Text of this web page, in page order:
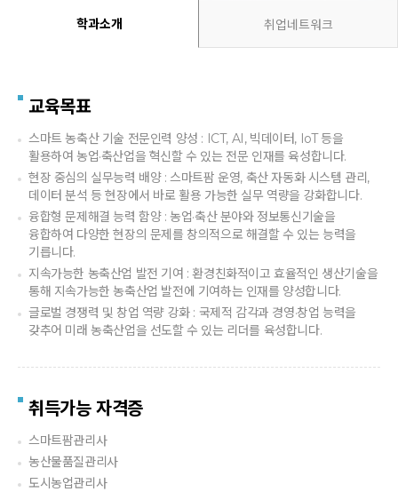
학과소개 취업네트워크
교육목표
스마트 농축산 기술 전문인력 양성 : ICT, AI, 빅데이터, IoT 등을
활용하여 농업·축산업을 혁신할 수 있는 전문 인재를 육성합니다.
현장 중심의 실무능력 배양 : 스마트팜 운영, 축산 자동화 시스템 관리,
데이터 분석 등 현장에서 바로 활용 가능한 실무 역량을 강화합니다.
융합형 문제해결 능력 함양 : 농업·축산 분야와 정보통신기술을
융합하여 다양한 현장의 문제를 창의적으로 해결할 수 있는 능력을
기릅니다.
지속가능한 농축산업 발전 기여 : 환경친화적이고 효율적인 생산기술을
통해 지속가능한 농축산업 발전에 기여하는 인재를 양성합니다.
글로벌 경쟁력 및 창업 역량 강화 : 국제적 감각과 경영·창업 능력을
갖추어 미래 농축산업을 선도할 수 있는 리더를 육성합니다.
취득가능 자격증
스마트팜관리사
농산물품질관리사
도시농업관리사